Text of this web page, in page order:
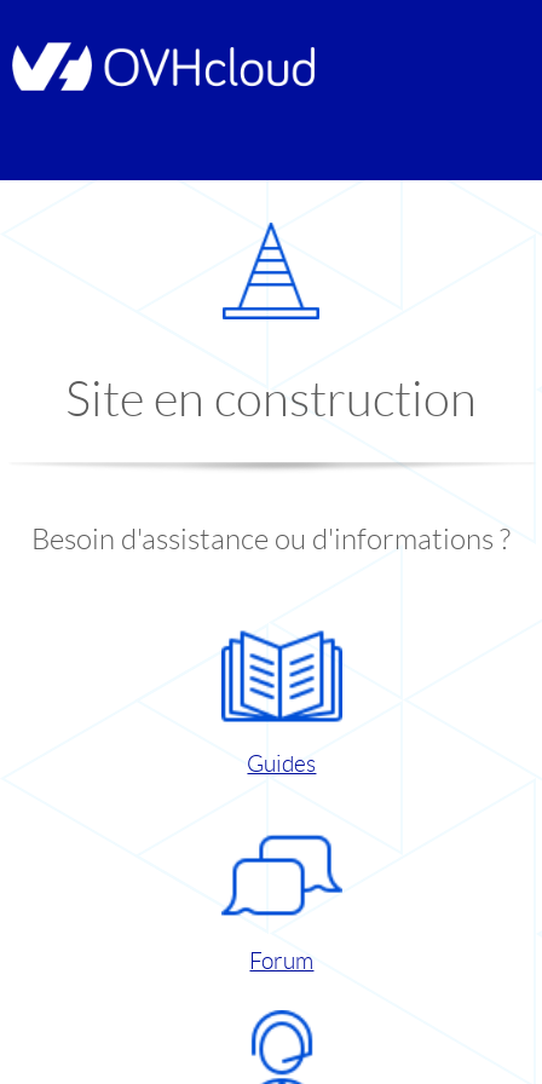
Site en construction
Besoin d'assistance ou d'informations ?
Guides
Forum